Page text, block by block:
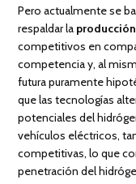
Pero actualmente se
respaldar la
competitivos en
competencia y, al
futura puramente
que las tecnologías
potenciales del
vehículos eléctricos,
competitivas, lo que
penetración del